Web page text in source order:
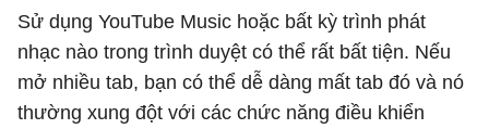
Sử dụng YouTube Music hoặc bất kỳ trình phát
nhạc nào trong trình duyệt có thể rất bất tiện. Nếu
mở nhiều tab, bạn có thể dễ dàng mất tab đó và nó
thường xung đột với các chức năng điều khiển